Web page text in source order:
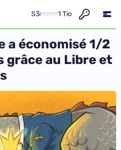
S3 1 Tio
a économisé 1/2
grâce au Libre et